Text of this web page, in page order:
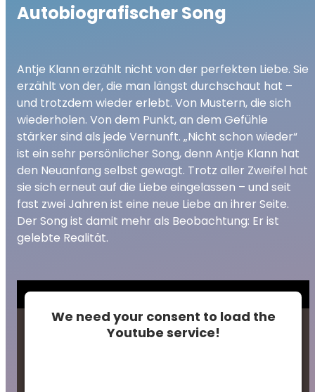
Autobiografischer Song
Antje Klann erzählt nicht von der perfekten Liebe. Sie
erzählt von der, die man längst durchschaut hat –
und trotzdem wieder erlebt. Von Mustern, die sich
wiederholen. Von dem Punkt, an dem Gefühle
stärker sind als jede Vernunft. „Nicht schon wieder“
ist ein sehr persönlicher Song, denn Antje Klann hat
den Neuanfang selbst gewagt. Trotz aller Zweifel hat
sie sich erneut auf die Liebe eingelassen – und seit
fast zwei Jahren ist eine neue Liebe an ihrer Seite.
Der Song ist damit mehr als Beobachtung: Er ist
gelebte Realität.
We need your consent to load the
Youtube service!